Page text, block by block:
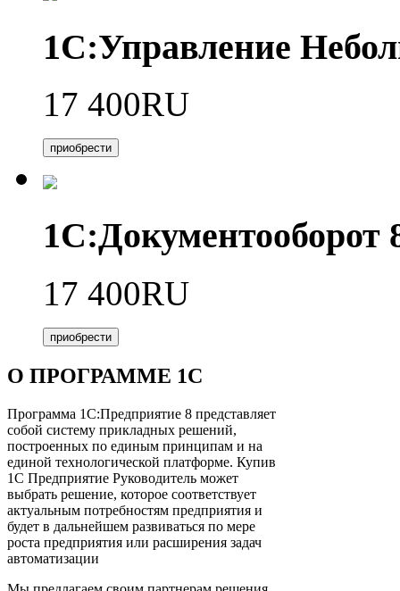
1С:Управление
17 400RU
приобрести
17 400RU
приобрести
О ПРОГРАММЕ 1С
Программа 1С:Предприятие 8 представляет
собой систему прикладных решений,
построенных по единым принципам и на
единой технологической платформе. Купив
1С Предприятие Руководитель может
выбрать решение, которое соответствует
актуальным потребностям предприятия и
будет в дальнейшем развиваться по мере
роста предприятия или расширения задач
автоматизации